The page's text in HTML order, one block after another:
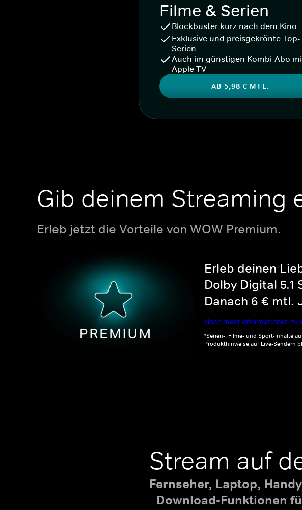
Filme & Serien
Blockbuster kurz nach dem Kino
Exklusive und preisgekrönte Top-
Serien
Auch im günstigen Kombi-Abo
Apple TV
AB 5,98 € MTL.
Gib deinem Streaming
Erleb jetzt die Vorteile von WOW Premium.
Erleb deinen
Dolby Digital 5.1
Danach 6 € mtl.
Noch mehr Informationen zu
*Serien-, Filme- und Sport-Inhalte
Produkthinweise auf Live-Sendern
Stream auf
Fernseher, Laptop,
Download-Funktionen